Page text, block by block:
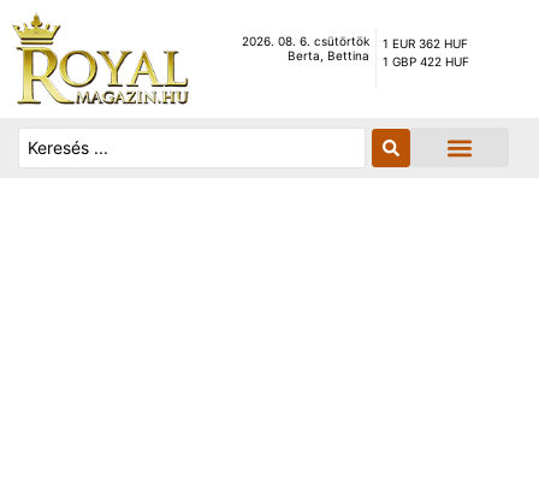
2026. 08. 6. csütörtök
Berta, Bettina
1 EUR 362 HUF
1 GBP 422 HUF